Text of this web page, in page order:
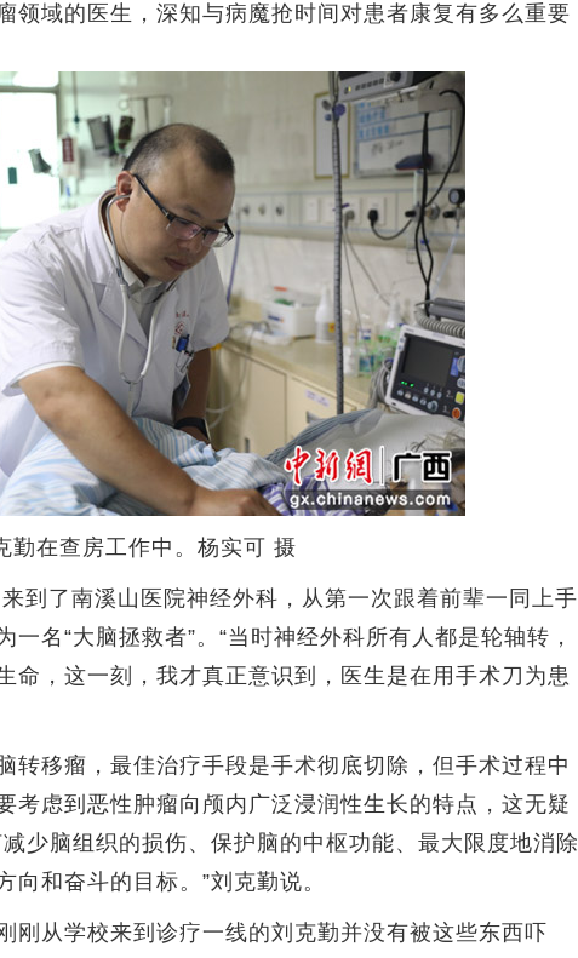
领域的医生，深知与病魔抢时间对患者康复有多么重要
勤在查房工作中。杨实可 摄
了南溪山医院神经外科，从第一次跟着前辈一同上手
名“大脑拯救者”。“当时神经外科所有人都是轮轴转，
命，这一刻，我才真正意识到，医生是在用手术刀为患
移瘤，最佳治疗手段是手术彻底切除，但手术过程中
考虑到恶性肿瘤向颅内广泛浸润性生长的特点，这无疑
少脑组织的损伤、保护脑的中枢功能、最大限度地消除
和奋斗的目标。”刘克勤说。
从学校来到诊疗一线的刘克勤并没有被这些东西吓